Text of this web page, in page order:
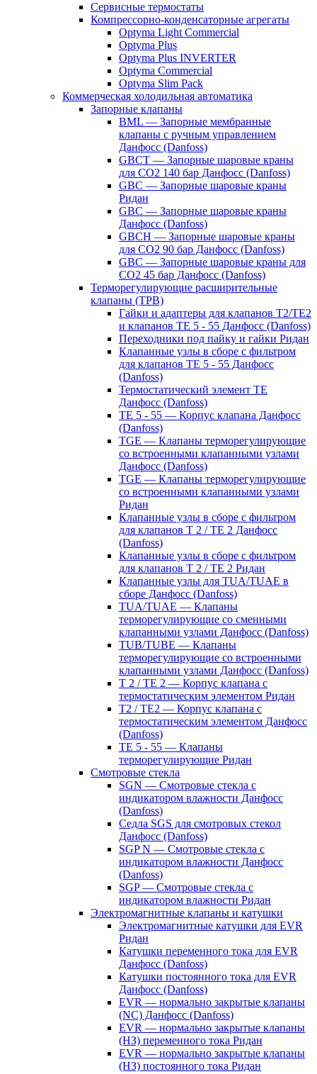
Сервисные термостаты
Компрессорно-конденсаторные агрегаты
Optyma Light Commercial
Optyma Plus
Optyma Plus INVERTER
Optyma Commercial
Optyma Slim Pack
Коммерческая холодильная автоматика
Запорные клапаны
BML — Запорные мембранные
клапаны с ручным управлением
Данфосс (Danfoss)
GBCT — Запорные шаровые краны
для CO2 140 бар Данфосс (Danfoss)
GBC — Запорные шаровые краны
Ридан
GBC — Запорные шаровые краны
Данфосс (Danfoss)
GBCH — Запорные шаровые краны
для CO2 90 бар Данфосс (Danfoss)
GBC — Запорные шаровые краны для
CO2 45 бар Данфосс (Danfoss)
Терморегулирующие расширительные
клапаны (ТРВ)
Гайки и адаптеры для клапанов T2/TE2
и клапанов TE 5 - 55 Данфосс (Danfoss)
Переходники под пайку и гайки Ридан
Клапанные узлы в сборе с фильтром
для клапанов TE 5 - 55 Данфосс
(Danfoss)
Термостатический элемент TE
Данфосс (Danfoss)
TE 5 - 55 — Корпус клапана Данфосс
(Danfoss)
TGE — Клапаны терморегулирующие
со встроенными клапанными узлами
Данфосс (Danfoss)
TGE — Клапаны терморегулирующие
со встроенными клапанными узлами
Ридан
Клапанные узлы в сборе с фильтром
для клапанов T 2 / TE 2 Данфосс
(Danfoss)
Клапанные узлы в сборе с фильтром
для клапанов T 2 / TE 2 Ридан
Клапанные узлы для TUA/TUAE в
сборе Данфосс (Danfoss)
TUA/TUAE — Клапаны
терморегулирующие со сменными
клапанными узлами Данфосс (Danfoss)
TUB/TUBE — Клапаны
терморегулирующие со встроенными
клапанными узлами Данфосс (Danfoss)
T 2 / TE 2 — Корпус клапана с
термостатическим элементом Ридан
T2 / TE2 — Корпус клапана с
термостатическим элементом Данфосс
(Danfoss)
TE 5 - 55 — Клапаны
терморегулирующие Ридан
Смотровые стекла
SGN — Смотровые стекла с
индикатором влажности Данфосс
(Danfoss)
Седла SGS для смотровых стекол
Данфосс (Danfoss)
SGP N — Смотровые стекла с
индикатором влажности Данфосс
(Danfoss)
SGP — Смотровые стекла с
индикатором влажности Ридан
Электромагнитные клапаны и катушки
Электромагнитные катушки для EVR
Ридан
Катушки переменного тока для EVR
Данфосс (Danfoss)
Катушки постоянного тока для EVR
Данфосс (Danfoss)
EVR — нормально закрытые клапаны
(NC) Данфосс (Danfoss)
EVR — нормально закрытые клапаны
(НЗ) переменного тока Ридан
EVR — нормально закрытые клапаны
(НЗ) постоянного тока Ридан